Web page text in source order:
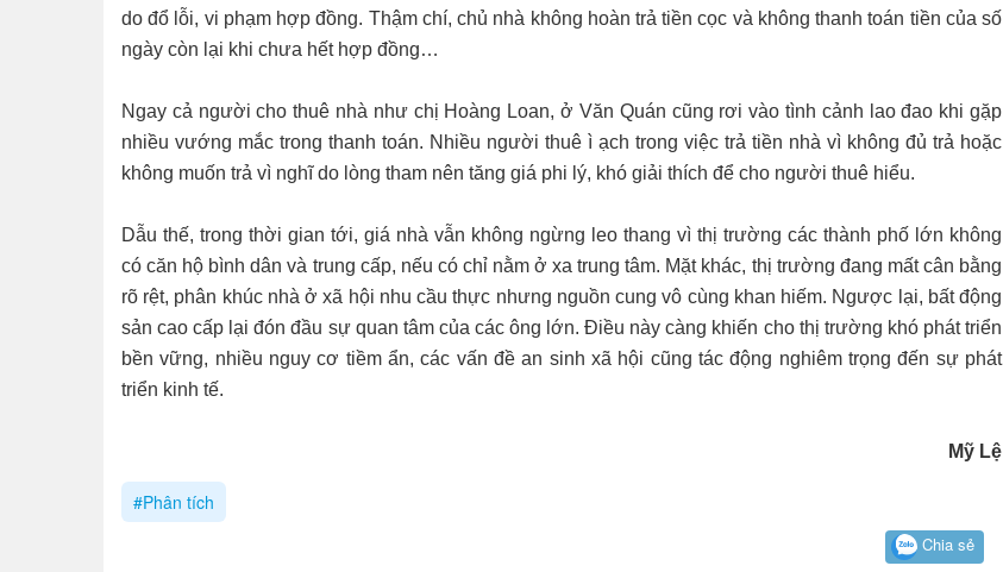
do đổ lỗi, vi phạm hợp đồng. Thậm chí, chủ nhà không hoàn trả tiền cọc và không thanh toán tiền của số
ngày còn lại khi chưa hết hợp đồng…
Ngay cả người cho thuê nhà như chị Hoàng Loan, ở Văn Quán cũng rơi vào tình cảnh lao đao khi gặp
nhiều vướng mắc trong thanh toán. Nhiều người thuê ì ạch trong việc trả tiền nhà vì không đủ trả hoặc
không muốn trả vì nghĩ do lòng tham nên tăng giá phi lý, khó giải thích để cho người thuê hiểu.
Dẫu thế, trong thời gian tới, giá nhà vẫn không ngừng leo thang vì thị trường các thành phố lớn không
có căn hộ bình dân và trung cấp, nếu có chỉ nằm ở xa trung tâm. Mặt khác, thị trường đang mất cân bằng
rõ rệt, phân khúc nhà ở xã hội nhu cầu thực nhưng nguồn cung vô cùng khan hiếm. Ngược lại, bất động
sản cao cấp lại đón đầu sự quan tâm của các ông lớn. Điều này càng khiến cho thị trường khó phát triển
bền vững, nhiều nguy cơ tiềm ẩn, các vấn đề an sinh xã hội cũng tác động nghiêm trọng đến sự phát
triển kinh tế.
Mỹ Lệ
#Phân tích
Chia sẻ